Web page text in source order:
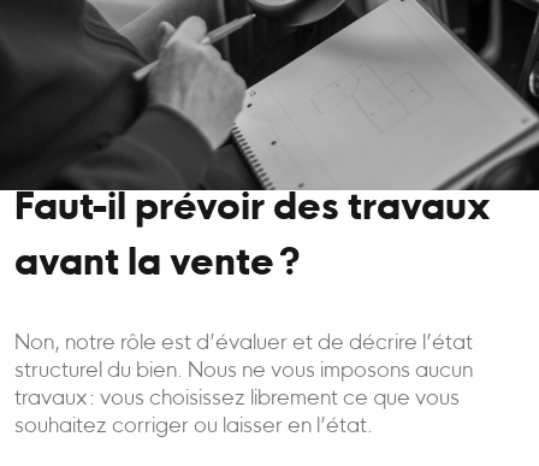
Faut-il prévoir des travaux
avant la vente ?
Non, notre rôle est d’évaluer et de décrire l’état
structurel du bien. Nous ne vous imposons aucun
travaux : vous choisissez librement ce que vous
souhaitez corriger ou laisser en l’état.